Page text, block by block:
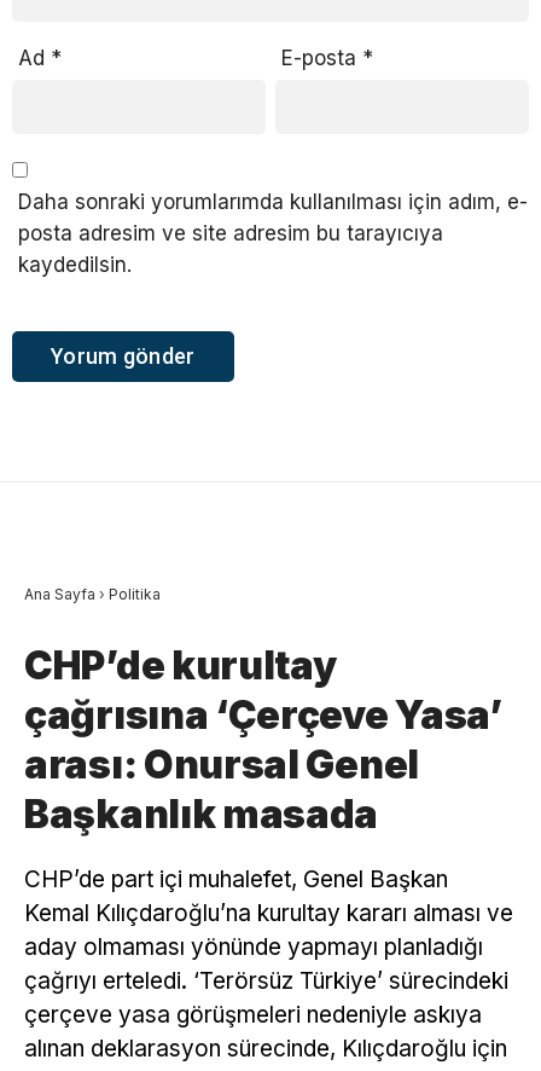
Ad * E-posta *
Daha sonraki yorumlarımda kullanılması için adım, e-
posta adresim ve site adresim bu tarayıcıya
kaydedilsin.
Ana Sayfa › Politika
CHP’de kurultay
çağrısına ‘Çerçeve Yasa’
arası: Onursal Genel
Başkanlık masada
CHP’de part içi muhalefet, Genel Başkan
Kemal Kılıçdaroğlu’na kurultay kararı alması ve
aday olmaması yönünde yapmayı planladığı
çağrıyı erteledi. ‘Terörsüz Türkiye’ sürecindeki
çerçeve yasa görüşmeleri nedeniyle askıya
alınan deklarasyon sürecinde, Kılıçdaroğlu için